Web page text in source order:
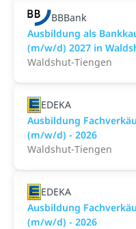
BBBank
Ausbildung als
(m/w/d) 2027 in
Waldshut-Tiengen
EDEKA
Ausbildung
(m/w/d) - 2026
Waldshut-Tiengen
EDEKA
Ausbildung
(m/w/d) - 2026